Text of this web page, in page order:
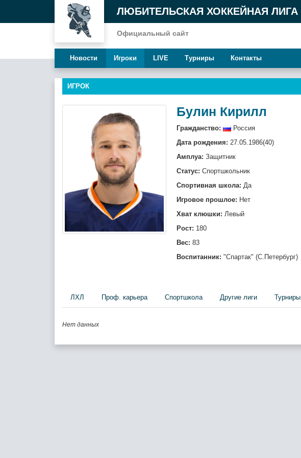
ЛЮБИТЕЛЬСКАЯ ХОККЕЙНАЯ ЛИГА
Официальный сайт
Новости Игроки LIVE Турниры Контакты
ИГРОК
Булин Кирилл
Гражданство:
Россия
Дата рождения: 27.05.1986(40)
Амплуа: Защитник
Статус: Спортшкольник
Спортивная школа: Да
Игровое прошлое: Нет
Хват клюшки: Левый
Рост: 180
Вес: 83
Воспитанник: "Спартак" (С.Петербург)
ЛХЛ Проф. карьера Спортшкола Другие лиги Турниры
Нет данных